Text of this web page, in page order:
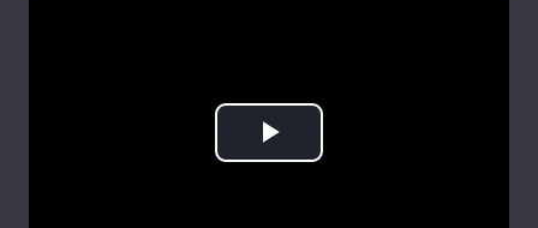
Статті
Думки
Play